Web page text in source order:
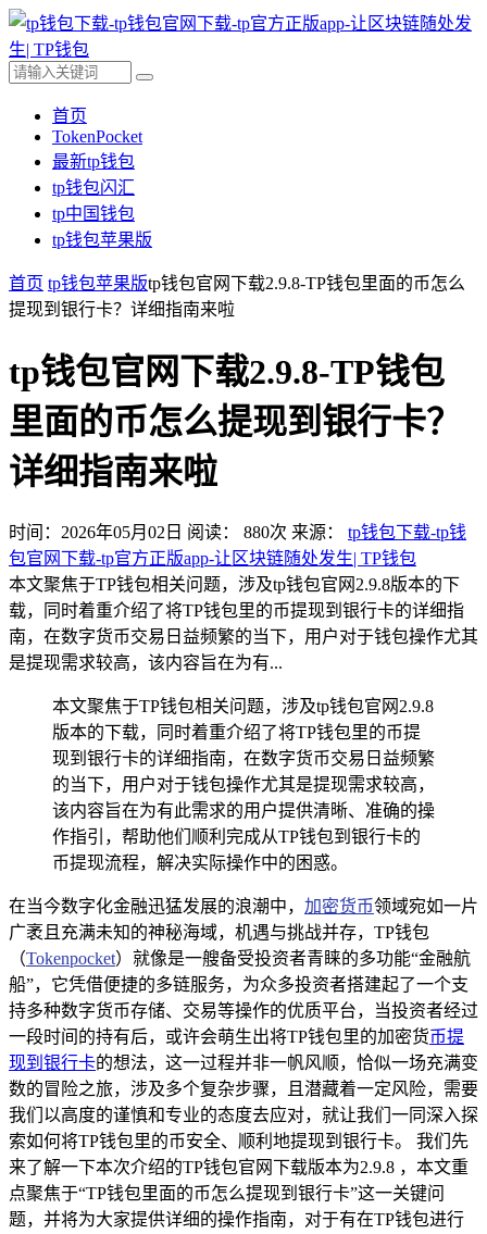
首页
TokenPocket
最新tp钱包
tp钱包闪汇
tp中国钱包
tp钱包苹果版
首页 tp钱包苹果版tp钱包官网下载2.9.8-TP钱包里面的币怎么
提现到银行卡？详细指南来啦
tp钱包官网下载2.9.8-TP钱包
里面的币怎么提现到银行卡？
详细指南来啦
时间：2026年05月02日 阅读： 880次 来源： tp钱包下载-tp钱
包官网下载-tp官方正版app-让区块链随处发生| TP钱包
本文聚焦于TP钱包相关问题，涉及tp钱包官网2.9.8版本的下
载，同时着重介绍了将TP钱包里的币提现到银行卡的详细指
南，在数字货币交易日益频繁的当下，用户对于钱包操作尤其
是提现需求较高，该内容旨在为有...
本文聚焦于TP钱包相关问题，涉及tp钱包官网2.9.8
版本的下载，同时着重介绍了将TP钱包里的币提
现到银行卡的详细指南，在数字货币交易日益频繁
的当下，用户对于钱包操作尤其是提现需求较高，
该内容旨在为有此需求的用户提供清晰、准确的操
作指引，帮助他们顺利完成从TP钱包到银行卡的
币提现流程，解决实际操作中的困惑。
在当今数字化金融迅猛发展的浪潮中， 加密货币领域宛如一片
广袤且充满未知的神秘海域，机遇与挑战并存，TP钱包
（Tokenpocket）就像是一艘备受投资者青睐的多功能“金融航
船”，它凭借便捷的多链服务，为众多投资者搭建起了一个支
持多种数字货币存储、交易等操作的优质平台，当投资者经过
一段时间的持有后，或许会萌生出将TP钱包里的加密货币提
现到银行卡的想法，这一过程并非一帆风顺，恰似一场充满变
数的冒险之旅，涉及多个复杂步骤，且潜藏着一定风险，需要
我们以高度的谨慎和专业的态度去应对，就让我们一同深入探
索如何将TP钱包里的币安全、顺利地提现到银行卡。 我们先
来了解一下本次介绍的TP钱包官网下载版本为2.9.8 ，本文重
点聚焦于“TP钱包里面的币怎么提现到银行卡”这一关键问
题，并将为大家提供详细的操作指南，对于有在TP钱包进行